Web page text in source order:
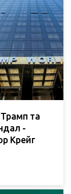
та
-
Крейг